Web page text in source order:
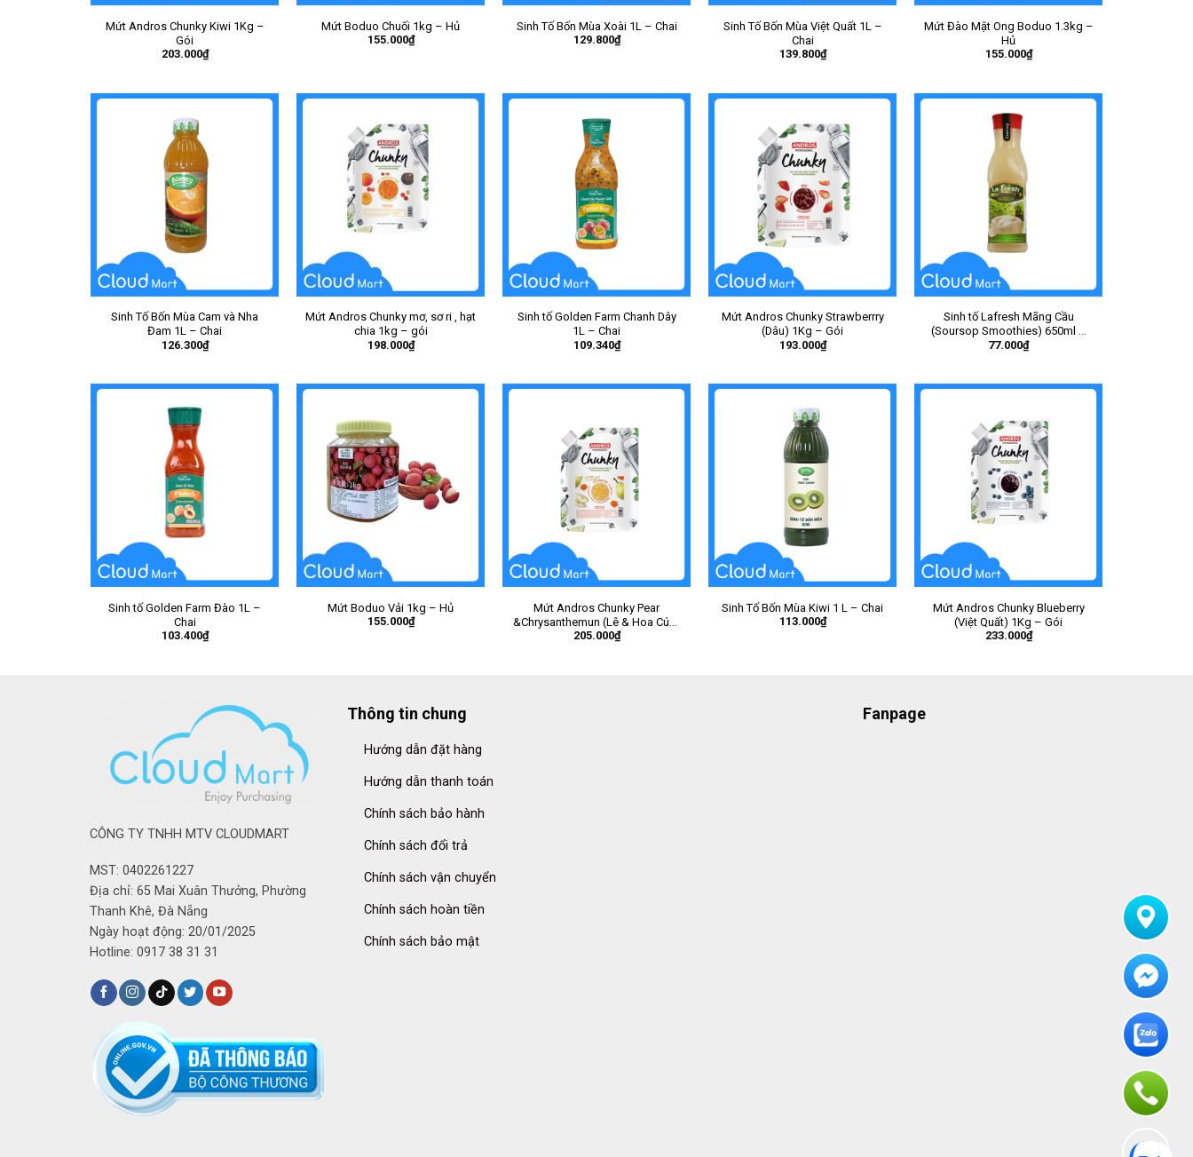
Mứt Andros Chunky Kiwi 1Kg –
Gói
203.000₫
Mứt Boduo Chuối 1kg – Hủ
155.000₫
Sinh Tố Bốn Mùa Xoài 1L – Chai
129.800₫
Sinh Tố Bốn Mùa Việt Quất 1L –
Chai
139.800₫
Mứt Đào Mật Ong Boduo 1.3kg –
Hủ
155.000₫
Sinh Tố Bốn Mùa Cam và Nha
Đam 1L – Chai
126.300₫
Mứt Andros Chunky mơ, sơ ri , hạt
chia 1kg – gói
198.000₫
Sinh tố Golden Farm Chanh Dây
1L – Chai
109.340₫
Mứt Andros Chunky Strawberrry
(Dâu) 1Kg – Gói
193.000₫
Sinh tố Lafresh Mãng Cầu
(Soursop Smoothies) 650ml –
Chai
77.000₫
Sinh tố Golden Farm Đào 1L –
Chai
103.400₫
Mứt Boduo Vải 1kg – Hủ
155.000₫
Mứt Andros Chunky Pear
&Chrysanthemun (Lê & Hoa Cúc)
1Kg – Gói
205.000₫
Sinh Tố Bốn Mùa Kiwi 1 L – Chai
113.000₫
Mứt Andros Chunky Blueberry
(Việt Quất) 1Kg – Gói
233.000₫
CÔNG TY TNHH MTV CLOUDMART
MST: 0402261227
Địa chỉ: 65 Mai Xuân Thưởng, Phường
Thanh Khê, Đà Nẵng
Ngày hoạt động: 20/01/2025
Hotline: 0917 38 31 31
Thông tin chung
Hướng dẫn đặt hàng
Hướng dẫn thanh toán
Chính sách bảo hành
Chính sách đổi trả
Chính sách vận chuyển
Chính sách hoàn tiền
Chính sách bảo mật
Fanpage